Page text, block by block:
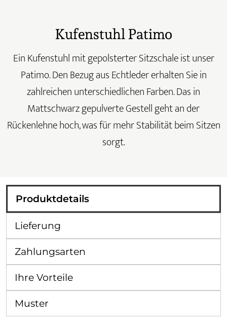
Kufenstuhl Patimo
Ein Kufenstuhl mit gepolsterter Sitzschale ist unser
Patimo. Den Bezug aus Echtleder erhalten Sie in
zahlreichen unterschiedlichen Farben. Das in
Mattschwarz gepulverte Gestell geht an der
Rückenlehne hoch, was für mehr Stabilität beim Sitzen
sorgt.
Produktdetails
Lieferung
Zahlungsarten
Ihre Vorteile
Muster